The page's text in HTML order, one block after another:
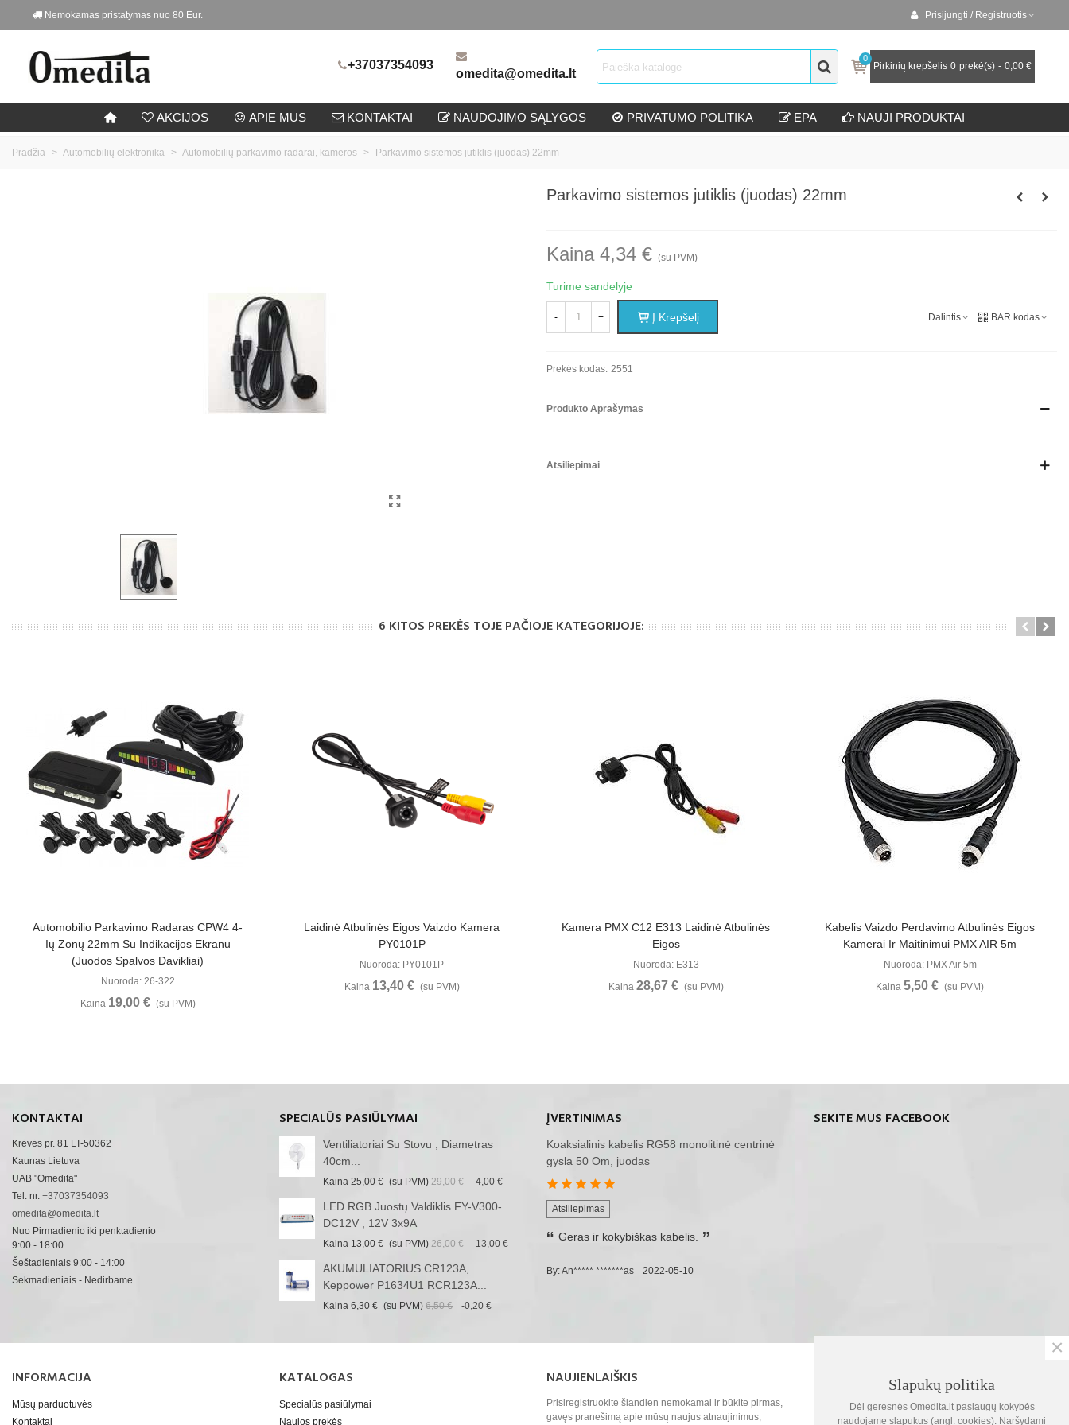
Nemokamas pristatymas nuo 80 Eur. Prisijungti / Registruotis
+37037354093
omedita@omedita.lt
0
Pirkinių krepšelis 0 prekė(s) - 0,00 €
AKCIJOS APIE MUS KONTAKTAI NAUDOJIMO SĄLYGOS PRIVATUMO POLITIKA EPA NAUJI PRODUKTAI
Pradžia > Automobilių elektronika > Automobilių parkavimo radarai, kameros > Parkavimo sistemos jutiklis (juodas) 22mm
Parkavimo sistemos jutiklis (juodas) 22mm
Kaina 4,34 € (su PVM)
Turime sandelyje
- + Į Krepšelį Dalintis BAR kodas
Prekės kodas: 2551
Produkto Aprašymas
Atsiliepimai
6 KITOS PREKĖS TOJE PAČIOJE KATEGORIJOJE:
Žiūrėti Daugiau
Automobilio Parkavimo Radaras CPW4 4-
Ių Zonų 22mm Su Indikacijos Ekranu
(juodos Spalvos Davikliai)
Nuoroda: 26-322
Kaina 19,00 € (su PVM)
Žiūrėti Daugiau
Laidinė Atbulinės Eigos Vaizdo Kamera
PY0101P
Nuoroda: PY0101P
Kaina 13,40 € (su PVM)
Žiūrėti Daugiau
Kamera PMX C12 E313 Laidinė Atbulinės
Eigos
Nuoroda: E313
Kaina 28,67 € (su PVM)
Žiūrėti Daugiau
Kabelis Vaizdo Perdavimo Atbulinės Eigos
Kamerai Ir Maitinimui PMX AIR 5m
Nuoroda: PMX Air 5m
Kaina 5,50 € (su PVM)
KONTAKTAI
Krėvės pr. 81 LT-50362
Kaunas Lietuva
UAB "Omedita"
Tel. nr. +37037354093
omedita@omedita.lt
Nuo Pirmadienio iki penktadienio
9:00 - 18:00
Šeštadieniais 9:00 - 14:00
Sekmadieniais - Nedirbame
SPECIALŪS PASIŪLYMAI
Ventiliatoriai Su Stovu , Diametras
40cm...
Kaina 25,00 € (su PVM) 29,00 € -4,00 €
LED RGB Juostų Valdiklis FY-V300-
DC12V , 12V 3x9A
Kaina 13,00 € (su PVM) 26,00 € -13,00 €
AKUMULIATORIUS CR123A,
Keppower P1634U1 RCR123A...
Kaina 6,30 € (su PVM) 6,50 € -0,20 €
ĮVERTINIMAS
Koaksialinis kabelis RG58 monolitinė centrinė
gysla 50 Om, juodas
Atsiliepimas
Geras ir kokybiškas kabelis.
By: An***** *******as 2022-05-10
SEKITE MUS FACEBOOK
INFORMACIJA
Mūsų parduotuvės
Kontaktai
KATALOGAS
Specialūs pasiūlymai
Naujos prekės
NAUJIENLAIŠKIS
Prisiregistruokite šiandien nemokamai ir būkite pirmas,
gavęs pranešimą apie mūsų naujus atnaujinimus,
Krepšelis
Slapukų politika
Dėl geresnės Omedita.lt paslaugų kokybės
naudojame slapukus (angl. cookies). Naršydami
×